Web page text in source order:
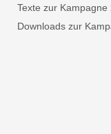
Texte zur Kampagne
Downloads zur